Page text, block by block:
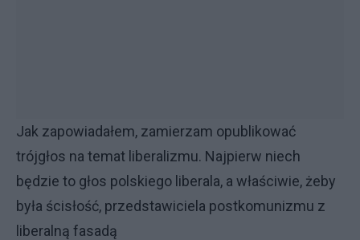
Jak zapowiadałem, zamierzam opublikować
trójgłos na temat liberalizmu. Najpierw niech
będzie to głos polskiego liberala, a właściwie, żeby
była ścisłość, przedstawiciela postkomunizmu z
liberalną fasadą